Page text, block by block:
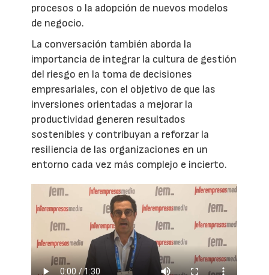
procesos o la adopción de nuevos modelos
de negocio.
La conversación también aborda la
importancia de integrar la cultura de gestión
del riesgo en la toma de decisiones
empresariales, con el objetivo de que las
inversiones orientadas a mejorar la
productividad generen resultados
sostenibles y contribuyan a reforzar la
resiliencia de las organizaciones en un
entorno cada vez más complejo e incierto.